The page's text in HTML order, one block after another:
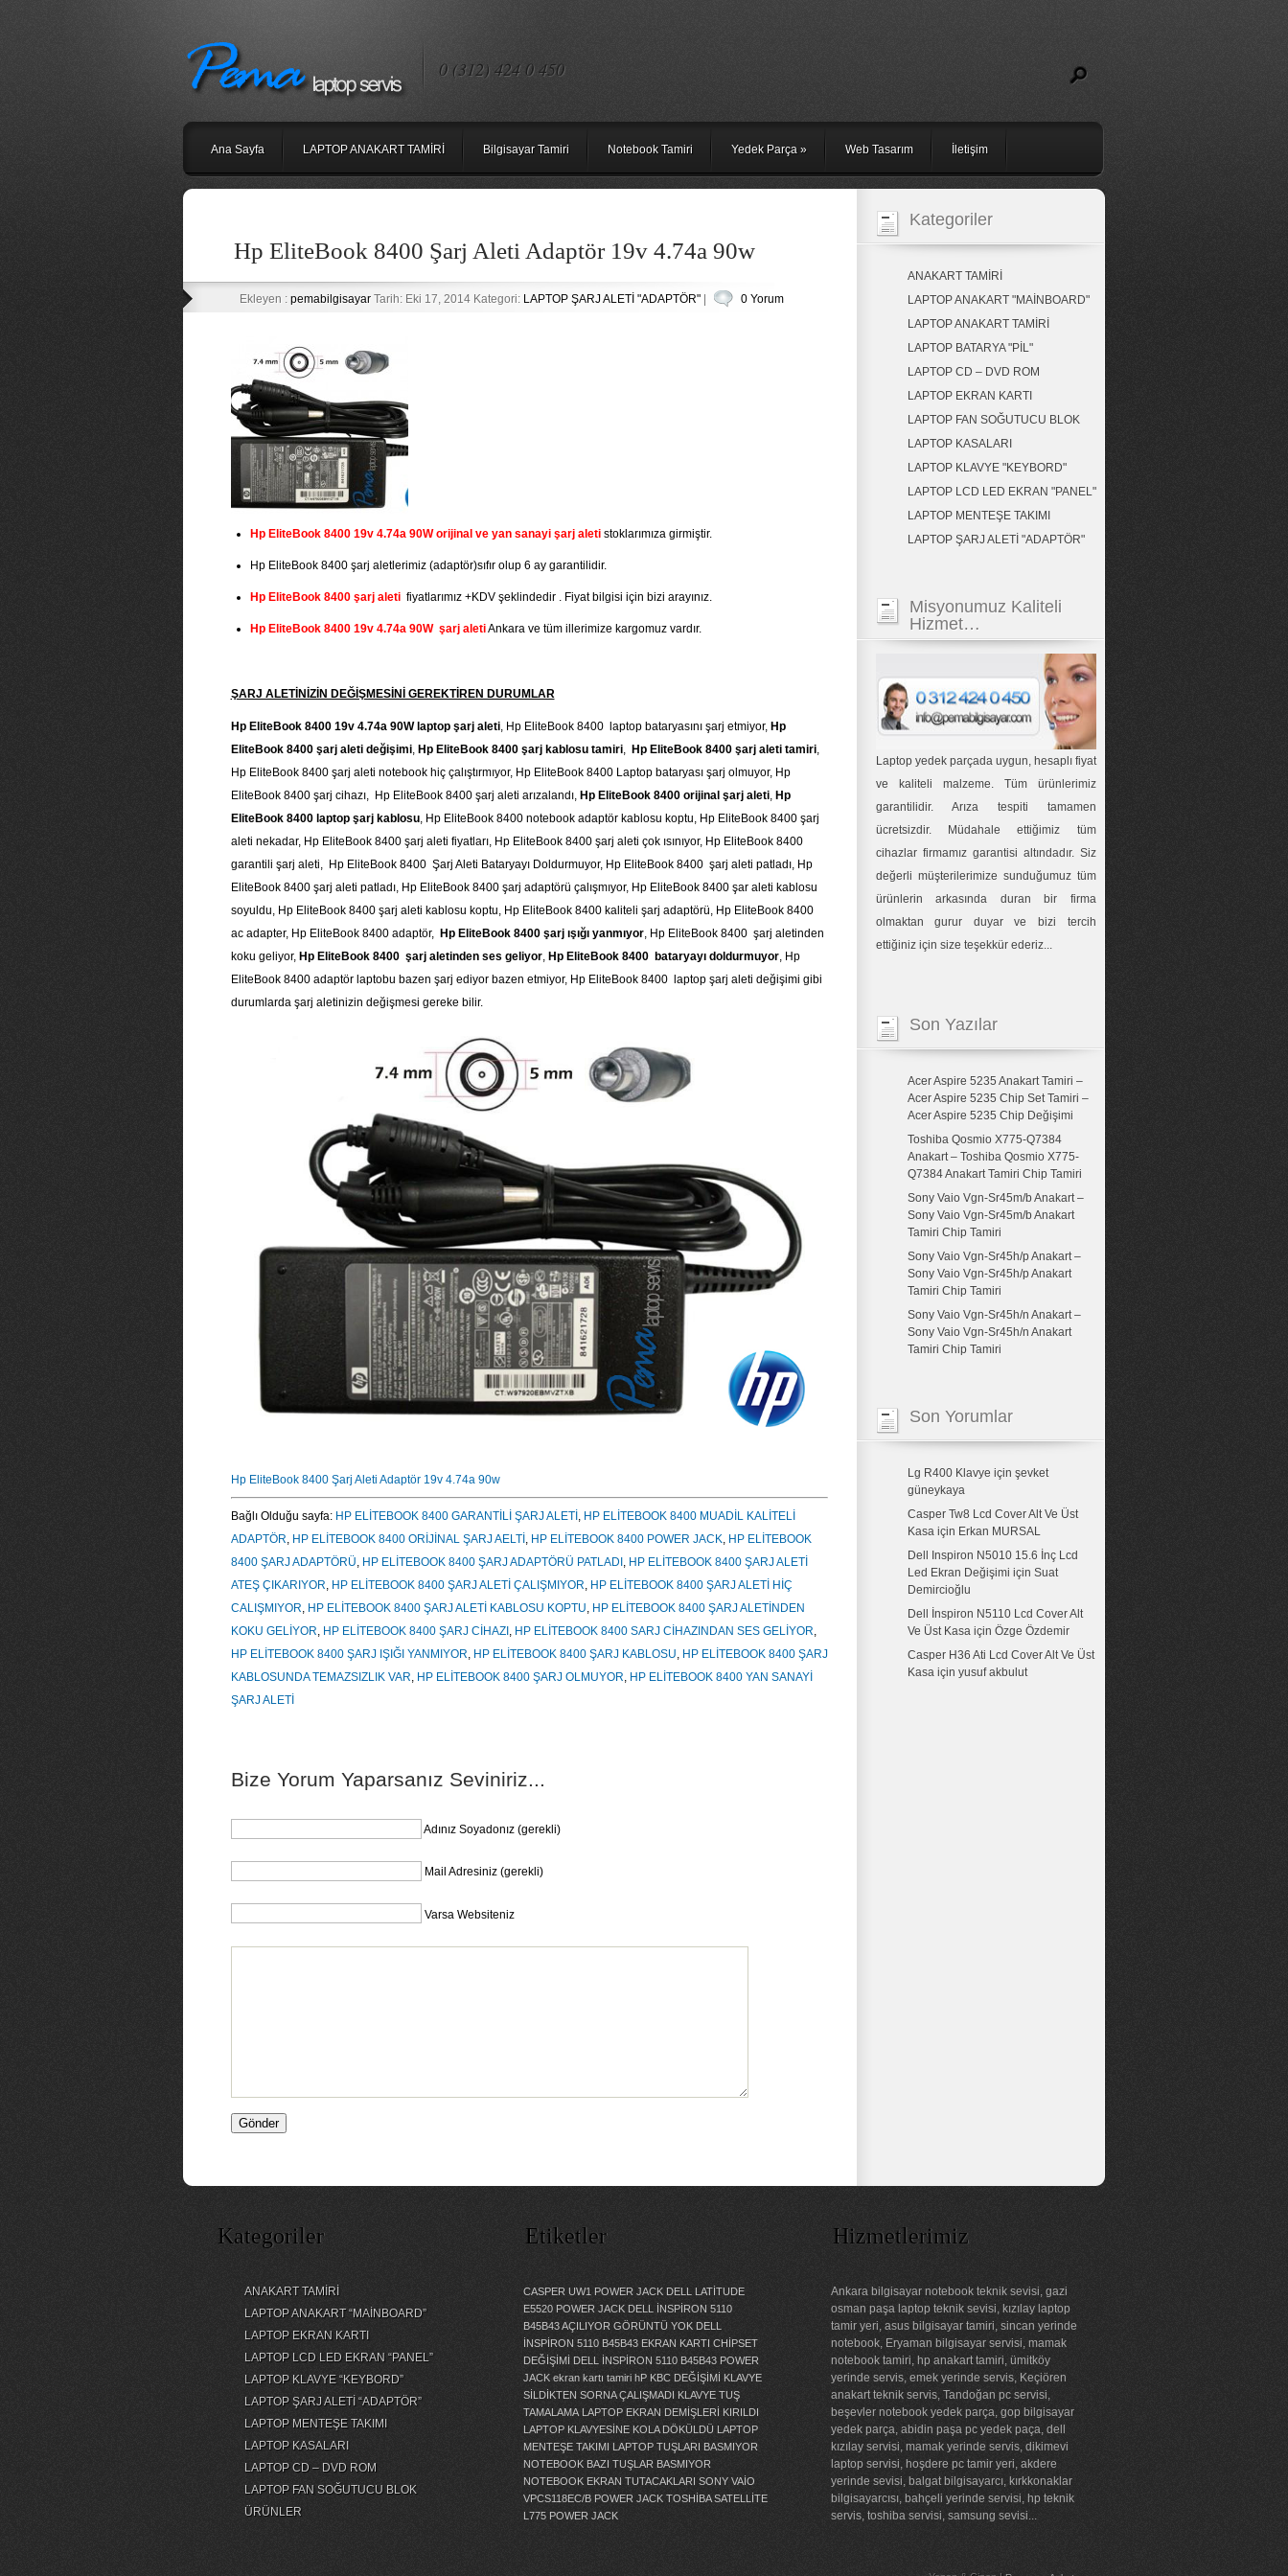
0 (312) 424 0 450
Ana Sayfa LAPTOP ANAKART TAMİRİ Bilgisayar Tamiri Notebook Tamiri Yedek Parça» Web Tasarım İletişim
Hp EliteBook 8400 Şarj Aleti Adaptör 19v 4.74a 90w
Ekleyen : pemabilgisayarTarih: Eki 17, 2014 Kategori: LAPTOP ŞARJ ALETİ "ADAPTÖR"| 0 Yorum
Hp EliteBook 8400 19v 4.74a 90W orijinal ve yan sanayi şarj aletistoklarımıza girmiştir.
Hp EliteBook 8400 şarj aletlerimiz (adaptör)sıfır olup 6 ay garantilidir.
Hp EliteBook 8400 şarj aletifiyatlarımız +KDV şeklindedir . Fiyat bilgisi için bizi arayınız.
Hp EliteBook 8400 19v 4.74a 90W şarj aletiAnkara ve tüm illerimize kargomuz vardır.
ŞARJ ALETİNİZİN DEĞİŞMESİNİ GEREKTİREN DURUMLAR
Hp EliteBook 8400 19v 4.74a 90W laptop şarj aleti, Hp EliteBook 8400 laptop bataryasını şarj etmiyor, Hp
EliteBook 8400 şarj aleti değişimi, Hp EliteBook 8400 şarj kablosu tamiri, Hp EliteBook 8400 şarj aleti tamiri,
Hp EliteBook 8400 şarj aleti notebook hiç çalıştırmıyor, Hp EliteBook 8400 Laptop bataryası şarj olmuyor, Hp
EliteBook 8400 şarj cihazı, Hp EliteBook 8400 şarj aleti arızalandı, Hp EliteBook 8400 orijinal şarj aleti, Hp
EliteBook 8400 laptop şarj kablosu, Hp EliteBook 8400 notebook adaptör kablosu koptu, Hp EliteBook 8400 şarj
aleti nekadar, Hp EliteBook 8400 şarj aleti fiyatları, Hp EliteBook 8400 şarj aleti çok ısınıyor, Hp EliteBook 8400
garantili şarj aleti, Hp EliteBook 8400 Şarj Aleti Bataryayı Doldurmuyor, Hp EliteBook 8400 şarj aleti patladı, Hp
EliteBook 8400 şarj aleti patladı, Hp EliteBook 8400 şarj adaptörü çalışmıyor, Hp EliteBook 8400 şar aleti kablosu
soyuldu, Hp EliteBook 8400 şarj aleti kablosu koptu, Hp EliteBook 8400 kaliteli şarj adaptörü, Hp EliteBook 8400
ac adapter, Hp EliteBook 8400 adaptör, Hp EliteBook 8400 şarj ışığı yanmıyor, Hp EliteBook 8400 şarj aletinden
koku geliyor,Hp EliteBook 8400 şarj aletinden ses geliyor, Hp EliteBook 8400 bataryayı doldurmuyor, Hp
EliteBook 8400 adaptör laptobu bazen şarj ediyor bazen etmiyor, Hp EliteBook 8400 laptop şarj aleti değişimi gibi
durumlarda şarj aletinizin değişmesi gereke bilir.
Hp EliteBook 8400 Şarj Aleti Adaptör 19v 4.74a 90w
Bağlı Olduğu sayfa: HP ELİTEBOOK 8400 GARANTİLİ ŞARJ ALETİ , HP ELİTEBOOK 8400 MUADİL KALİTELİ
ADAPTÖR, HP ELİTEBOOK 8400 ORİJİNAL ŞARJ AELTİ , HP ELİTEBOOK 8400 POWER JACK, HP ELİTEBOOK
8400 ŞARJ ADAPTÖRÜ, HP ELİTEBOOK 8400 ŞARJ ADAPTÖRÜ PATLADI , HP ELİTEBOOK 8400 ŞARJ ALETİ
ATEŞ ÇIKARIYOR, HP ELİTEBOOK 8400 ŞARJ ALETİ ÇALIŞMIYOR, HP ELİTEBOOK 8400 ŞARJ ALETİ HİÇ
CALIŞMIYOR, HP ELİTEBOOK 8400 ŞARJ ALETİ KABLOSU KOPTU, HP ELİTEBOOK 8400 ŞARJ ALETİNDEN
KOKU GELİYOR, HP ELİTEBOOK 8400 ŞARJ CİHAZI , HP ELİTEBOOK 8400 SARJ CİHAZINDAN SES GELİYOR,
HP ELİTEBOOK 8400 ŞARJ IŞIĞI YANMIYOR, HP ELİTEBOOK 8400 ŞARJ KABLOSU, HP ELİTEBOOK 8400 ŞARJ
KABLOSUNDA TEMAZSIZLIK VAR, HP ELİTEBOOK 8400 ŞARJ OLMUYOR, HP ELİTEBOOK 8400 YAN SANAYİ
ŞARJ ALETİ
Bize Yorum Yaparsanız Seviniriz...
Adınız Soyadonız (gerekli)
Mail Adresiniz (gerekli)
Varsa Websiteniz
Kategoriler
ANAKART TAMİRİ
LAPTOP ANAKART "MAİNBOARD"
LAPTOP ANAKART TAMİRİ
LAPTOP BATARYA "PİL"
LAPTOP CD – DVD ROM
LAPTOP EKRAN KARTI
LAPTOP FAN SOĞUTUCU BLOK
LAPTOP KASALARI
LAPTOP KLAVYE "KEYBORD"
LAPTOP LCD LED EKRAN "PANEL"
LAPTOP MENTEŞE TAKIMI
LAPTOP ŞARJ ALETİ "ADAPTÖR"
Misyonumuz Kaliteli
Hizmet…
Laptop yedek parçada uygun, hesaplı fiyat
ve kaliteli malzeme. Tüm ürünlerimiz
garantilidir. Arıza tespiti tamamen
ücretsizdir. Müdahale ettiğimiz tüm
cihazlar firmamız garantisi altındadır. Siz
değerli müşterilerimize sunduğumuz tüm
ürünlerin arkasında duran bir firma
olmaktan gurur duyar ve bizi tercih
ettiğiniz için size teşekkür ederiz...
Son Yazılar
Acer Aspire 5235 Anakart Tamiri –
Acer Aspire 5235 Chip Set Tamiri –
Acer Aspire 5235 Chip Değişimi
Toshiba Qosmio X775-Q7384
Anakart – Toshiba Qosmio X775-
Q7384 Anakart Tamiri Chip Tamiri
Sony Vaio Vgn-Sr45m/b Anakart –
Sony Vaio Vgn-Sr45m/b Anakart
Tamiri Chip Tamiri
Sony Vaio Vgn-Sr45h/p Anakart –
Sony Vaio Vgn-Sr45h/p Anakart
Tamiri Chip Tamiri
Sony Vaio Vgn-Sr45h/n Anakart –
Sony Vaio Vgn-Sr45h/n Anakart
Tamiri Chip Tamiri
Son Yorumlar
Lg R400 Klavye için şevket
güneykaya
Casper Tw8 Lcd Cover Alt Ve Üst
Kasaiçin Erkan MURSAL
Dell Inspiron N5010 15.6 İnç Lcd
Led Ekran Değişimi için Suat
Demircioğlu
Dell İnspiron N5110 Lcd Cover Alt
Ve Üst Kasaiçin Özge Özdemir
Casper H36 Ati Lcd Cover Alt Ve Üst
Kasaiçin yusuf akbulut
Kategoriler
ANAKART TAMİRİ
LAPTOP ANAKART “MAİNBOARD”
LAPTOP EKRAN KARTI
LAPTOP LCD LED EKRAN “PANEL”
LAPTOP KLAVYE “KEYBORD”
LAPTOP ŞARJ ALETİ “ADAPTÖR”
LAPTOP MENTEŞE TAKIMI
LAPTOP KASALARI
LAPTOP CD – DVD ROM
LAPTOP FAN SOĞUTUCU BLOK
ÜRÜNLER
Etiketler
CASPER UW1 POWER JACK DELL LATİTUDE
E5520 POWER JACK DELL İNSPİRON 5110
B45B43 AÇILIYOR GÖRÜNTÜ YOK DELL
İNSPİRON 5110 B45B43 EKRAN KARTI CHİPSET
DEĞİŞİMİ
DELL İNSPİRON 5110 B45B43 POWER
JACK ekran kartı tamiri hP KBC DEĞİŞİMİ
KLAVYE
SİLDİKTEN SORNA ÇALIŞMADI
KLAVYE TUŞ
TAMALAMA
LAPTOP EKRAN DEMİŞLERİ KIRILDI
LAPTOP KLAVYESİNE KOLA DÖKÜLDÜ
LAPTOP
MENTEŞE TAKIMI
LAPTOP TUŞLARI BASMIYOR
NOTEBOOK BAZI TUŞLAR BASMIYOR
NOTEBOOK EKRAN TUTACAKLARI SONY VAİO
VPCS118EC/B POWER JACK TOSHİBA SATELLİTE
L775 POWER JACK
Hizmetlerimiz
Ankara bilgisayar notebook teknik sevisi, gazi
osman paşa laptop teknik sevisi, kızılay laptop
tamir yeri, asus bilgisayar tamiri, sincan yerinde
notebook, Eryaman bilgisayar servisi, mamak
notebook tamiri, hp anakart tamiri, ümitköy
yerinde servis, emek yerinde servis, Keçiören
anakart teknik servis, Tandoğan pc servisi,
beşevler notebook yedek parça, gop bilgisayar
yedek parça, abidin paşa pc yedek paça, dell
kızılay servisi, mamak yerinde servis, dikimevi
laptop servisi, hoşdere pc tamir yeri, akdere
yerinde sevisi, balgat bilgisayarcı, kırkkonaklar
bilgisayarcısı, bahçeli yerinde servisi, hp teknik
servis, toshiba servisi, samsung sevisi...